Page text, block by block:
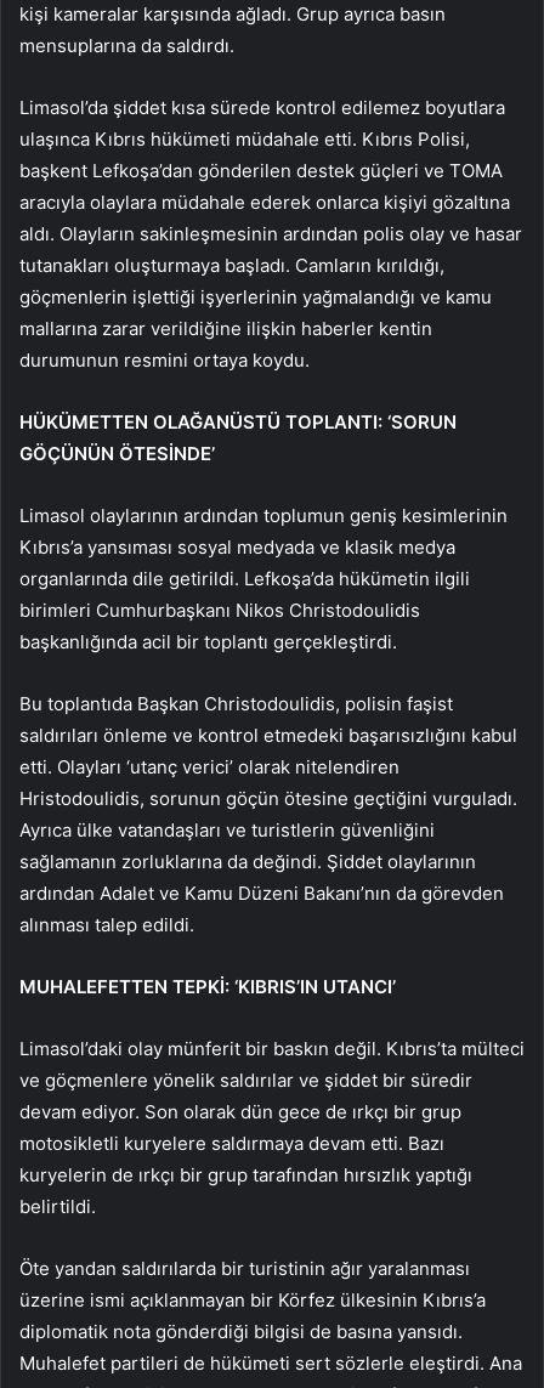
kişi kameralar karşısında ağladı. Grup ayrıca basın
mensuplarına da saldırdı.
Limasol’da şiddet kısa sürede kontrol edilemez boyutlara
ulaşınca Kıbrıs hükümeti müdahale etti. Kıbrıs Polisi,
başkent Lefkoşa’dan gönderilen destek güçleri ve TOMA
aracıyla olaylara müdahale ederek onlarca kişiyi gözaltına
aldı. Olayların sakinleşmesinin ardından polis olay ve hasar
tutanakları oluşturmaya başladı. Camların kırıldığı,
göçmenlerin işlettiği işyerlerinin yağmalandığı ve kamu
mallarına zarar verildiğine ilişkin haberler kentin
durumunun resmini ortaya koydu.
HÜKÜMETTEN OLAĞANÜSTÜ TOPLANTI: ‘SORUN
GÖÇÜNÜN ÖTESİNDE’
Limasol olaylarının ardından toplumun geniş kesimlerinin
Kıbrıs’a yansıması sosyal medyada ve klasik medya
organlarında dile getirildi. Lefkoşa’da hükümetin ilgili
birimleri Cumhurbaşkanı Nikos Christodoulidis
başkanlığında acil bir toplantı gerçekleştirdi.
Bu toplantıda Başkan Christodoulidis, polisin faşist
saldırıları önleme ve kontrol etmedeki başarısızlığını kabul
etti. Olayları ‘utanç verici’ olarak nitelendiren
Hristodoulidis, sorunun göçün ötesine geçtiğini vurguladı.
Ayrıca ülke vatandaşları ve turistlerin güvenliğini
sağlamanın zorluklarına da değindi. Şiddet olaylarının
ardından Adalet ve Kamu Düzeni Bakanı’nın da görevden
alınması talep edildi.
MUHALEFETTEN TEPKİ: ‘KIBRIS’IN UTANCI’
Limasol’daki olay münferit bir baskın değil. Kıbrıs’ta mülteci
ve göçmenlere yönelik saldırılar ve şiddet bir süredir
devam ediyor. Son olarak dün gece de ırkçı bir grup
motosikletli kuryelere saldırmaya devam etti. Bazı
kuryelerin de ırkçı bir grup tarafından hırsızlık yaptığı
belirtildi.
Öte yandan saldırılarda bir turistinin ağır yaralanması
üzerine ismi açıklanmayan bir Körfez ülkesinin Kıbrıs’a
diplomatik nota gönderdiği bilgisi de basına yansıdı.
Muhalefet partileri de hükümeti sert sözlerle eleştirdi. Ana